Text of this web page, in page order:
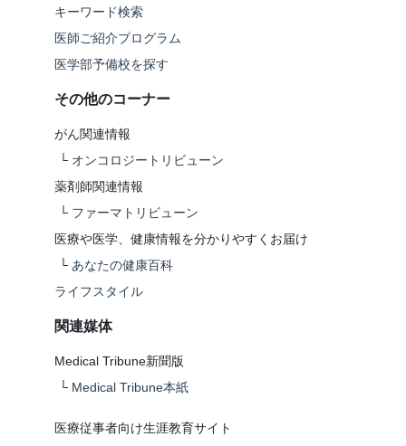
キーワード検索
医師ご紹介プログラム
医学部予備校を探す
その他のコーナー
がん関連情報
└ オンコロジートリビューン
薬剤師関連情報
└ ファーマトリビューン
医療や医学、健康情報を分かりやすくお届け
└ あなたの健康百科
ライフスタイル
関連媒体
Medical Tribune新聞版
└ Medical Tribune本紙
医療従事者向け生涯教育サイト